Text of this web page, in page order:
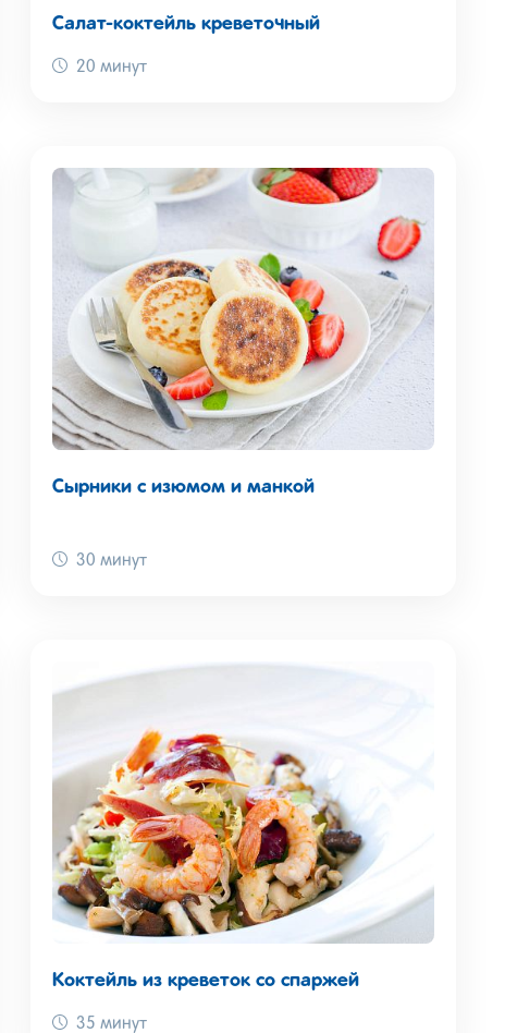
Салат-коктейль креветочный
20 минут
Сырники с изюмом и манкой
30 минут
Коктейль из креветок со спаржей
35 минут